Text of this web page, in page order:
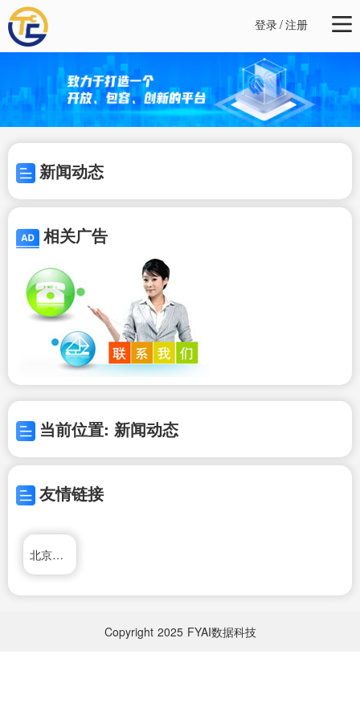
登录/注册
新闻动态
相关广告
当前位置: 新闻动态
友情链接
北京外企人力资源服务有限公司
Copyright 2025 FYAI数据科技